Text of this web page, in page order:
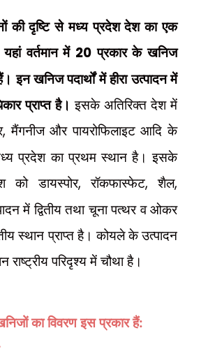
की दृष्टि से मध्य प्रदेश देश का एक
वर्तमान में 20 प्रकार के खनिज
इन खनिज पदार्थों में हीरा उत्पादन में
प्राप्त है। इसके अतिरिक्त देश में
,मैंगनीज और पायरोफिलाइट आदि के
प्रदेश का प्रथम स्थान है। इसके
को डायस्पोर,रॉकफास्फेट,शैल,
में द्वितीय तथा चूना पत्थर व ओकर
स्थान प्राप्त है। कोयले के उत्पादन
राष्ट्रीय परिदृश्य में चौथा है।
का विवरण इस प्रकार हैं: